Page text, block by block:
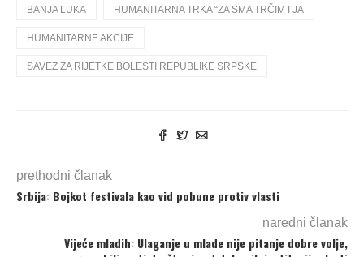
BANJA LUKA HUMANITARNA TRKA “ZA SMA TRČIM I JA
HUMANITARNE AKCIJE
SAVEZ ZA RIJETKE BOLESTI REPUBLIKE SRPSKE
prethodni članak
Srbija: Bojkot festivala kao vid pobune protiv vlasti
naredni članak
Vijeće mladih: Ulaganje u mlade nije pitanje dobre volje,